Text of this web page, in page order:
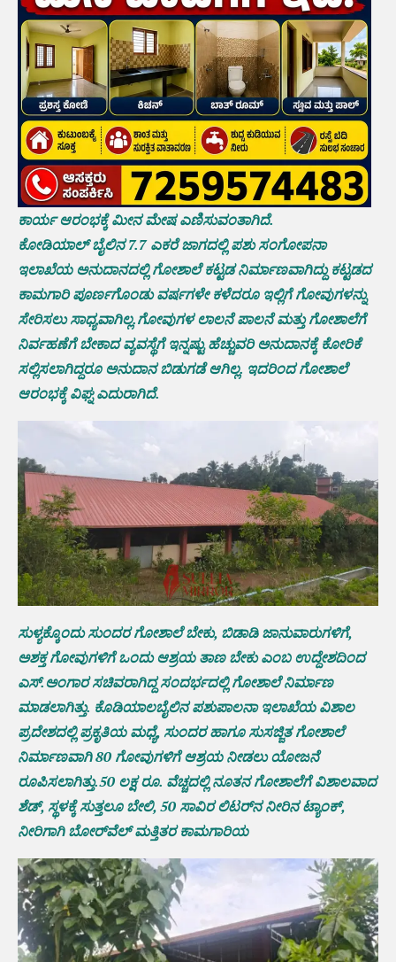
ಕಾರ್ಯ ಆರಂಭಕ್ಕೆ ಮೀನ ಮೇಷ ಎಣಿಸುವಂತಾಗಿದೆ.
ಕೋಡಿಯಾಲ್ ಬೈಲಿನ 7.7 ಎಕರೆ ಜಾಗದಲ್ಲಿ ಪಶು ಸಂಗೋಪನಾ
ಇಲಾಖೆಯ ಅನುದಾನದಲ್ಲಿ ಗೋಶಾಲೆ ಕಟ್ಟಡ ನಿರ್ಮಾಣವಾಗಿದ್ದು ಕಟ್ಟಡದ
ಕಾಮಗಾರಿ ಪೂರ್ಣಗೊಂಡು ವರ್ಷಗಳೇ ಕಳೆದರೂ ಇಲ್ಲಿಗೆ ಗೋವುಗಳನ್ನು
ಸೇರಿಸಲು ಸಾಧ್ಯವಾಗಿಲ್ಲ.ಗೋವುಗಳ ಲಾಲನೆ ಪಾಲನೆ ಮತ್ತು ಗೋಶಾಲೆಗೆ
ನಿರ್ವಹಣೆಗೆ ಬೇಕಾದ ವ್ಯವಸ್ಥೆಗೆ ಇನ್ನಷ್ಟು ಹೆಚ್ಚುವರಿ ಅನುದಾನಕ್ಕೆ ಕೋರಿಕೆ
ಸಲ್ಲಿಸಲಾಗಿದ್ದರೂ ಅನುದಾನ ಬಿಡುಗಡೆ ಆಗಿಲ್ಲ. ಇದರಿಂದ ಗೋಶಾಲೆ
ಆರಂಭಕ್ಕೆ ವಿಘ್ನ ಎದುರಾಗಿದೆ.
ಸುಳ್ಯಕ್ಕೊಂದು ಸುಂದರ ಗೋಶಾಲೆ ಬೇಕು, ಬಿಡಾಡಿ ಜಾನುವಾರುಗಳಿಗೆ,
ಅಶಕ್ತ ಗೋವುಗಳಿಗೆ ಒಂದು ಆಶ್ರಯ ತಾಣ ಬೇಕು ಎಂಬ ಉದ್ದೇಶದಿಂದ
ಎಸ್.ಅಂಗಾರ ಸಚಿವರಾಗಿದ್ದ ಸಂದರ್ಭದಲ್ಲಿ ಗೋಶಾಲೆ ನಿರ್ಮಾಣ
ಮಾಡಲಾಗಿತ್ತು. ಕೊಡಿಯಾಲಬೈಲಿನ ಪಶುಪಾಲನಾ‌ ಇಲಾಖೆಯ ವಿಶಾಲ
ಪ್ರದೇಶದಲ್ಲಿ ಪ್ರಕೃತಿಯ ಮಧ್ಯೆ, ಸುಂದರ ಹಾಗೂ ಸುಸಜ್ಜಿತ ಗೋಶಾಲೆ
ನಿರ್ಮಾಣವಾಗಿ 80 ಗೋವುಗಳಿಗೆ ಆಶ್ರಯ ನೀಡಲು ಯೋಜನೆ
ರೂಪಿಸಲಾಗಿತ್ತು.50 ಲಕ್ಷ ರೂ. ವೆಚ್ಚದಲ್ಲಿ ನೂತನ ಗೋಶಾಲೆಗೆ ವಿಶಾಲವಾದ
ಶೆಡ್, ಸ್ಥಳಕ್ಕೆ ಸುತ್ತಲೂ ಬೇಲಿ, 50 ಸಾವಿರ ಲಿಟರ್‌ನ ನೀರಿನ ಟ್ಯಾಂಕ್,
ನೀರಿಗಾಗಿ ಬೋರ್‌ವೆಲ್ ಮತ್ತಿತರ‌ ಕಾಮಗಾರಿಯ